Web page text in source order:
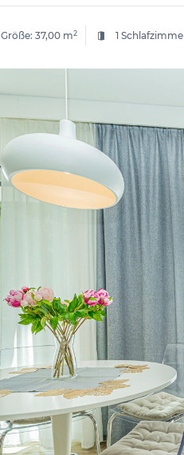
Größe:37,00 m2 1